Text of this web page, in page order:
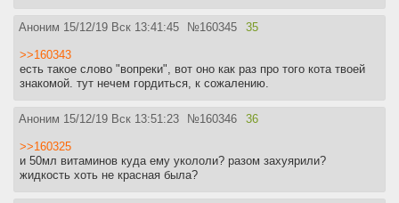
Аноним 15/12/19 Вск 13:41:45 №160345 35
>>160343
есть такое слово "вопреки", вот оно как раз про того кота твоей
знакомой. тут нечем гордиться, к сожалению.
Аноним 15/12/19 Вск 13:51:23 №160346 36
>>160325
и 50мл витаминов куда ему укололи? разом захуярили?
жидкость хоть не красная была?